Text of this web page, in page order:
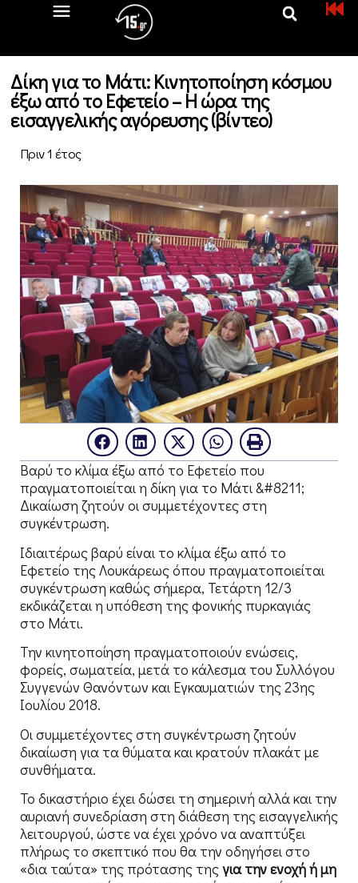
Δίκη για το Μάτι: Κινητοποίηση κόσμου
έξω από το Εφετείο – Η ώρα της
εισαγγελικής αγόρευσης (βίντεο)
Πριν 1 έτος
Βαρύ το κλίμα έξω από το Εφετείο που
πραγματοποιείται η δίκη για το Μάτι &#8211;
Δικαίωση ζητούν οι συμμετέχοντες στη
συγκέντρωση.
Ιδιαιτέρως βαρύ είναι το κλίμα έξω από το
Εφετείο της Λουκάρεως όπου πραγματοποιείται
συγκέντρωση καθώς σήμερα, Τετάρτη 12/3
εκδικάζεται η υπόθεση της φονικής πυρκαγιάς
στο Μάτι.
Την κινητοποίηση πραγματοποιούν ενώσεις,
φορείς, σωματεία, μετά το κάλεσμα του Συλλόγου
Συγγενών Θανόντων και Εγκαυματιών της 23ης
Ιουλίου 2018.
Οι συμμετέχοντες στη συγκέντρωση ζητούν
δικαίωση για τα θύματα και κρατούν πλακάτ με
συνθήματα.
Το δικαστήριο έχει δώσει τη σημερινή αλλά και την
αυριανή συνεδρίαση στη διάθεση της εισαγγελικής
λειτουργού, ώστε να έχει χρόνο να αναπτύξει
πλήρως το σκεπτικό που θα την οδηγήσει στο
«δια ταύτα» της πρότασης τηςγια την ενοχή ή μη